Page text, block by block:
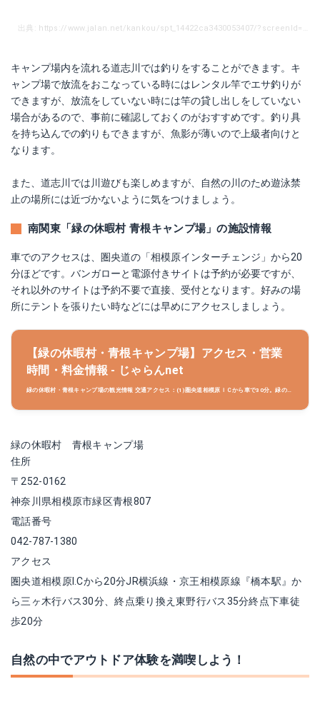
キャンプ場内を流れる道志川では釣りをすることができます。キ
ャンプ場で放流をおこなっている時にはレンタル竿でエサ釣りが
できますが、放流をしていない時には竿の貸し出しをしていない
場合があるので、事前に確認しておくのがおすすめです。釣り具
を持ち込んでの釣りもできますが、魚影が薄いので上級者向けと
なります。
また、道志川では川遊びも楽しめますが、自然の川のため遊泳禁
止の場所には近づかないように気をつけましょう。
南関東「緑の休暇村 青根キャンプ場」の施設情報
車でのアクセスは、圏央道の「相模原インターチェンジ」から20
分ほどです。バンガローと電源付きサイトは予約が必要ですが、
それ以外のサイトは予約不要で直接、受付となります。好みの場
所にテントを張りたい時などには早めにアクセスしましょう。
【緑の休暇村・青根キャンプ場】アクセス・営業
時間・料金情報 - じゃらんnet
緑の休暇村・青根キャンプ場の観光情報 交通アクセス：(1)圏央道相模原ＩＣから車で30分。緑の休
緑の休暇村 青根キャンプ場
住所
〒252-0162
神奈川県相模原市緑区青根807
電話番号
042-787-1380
アクセス
圏央道相模原I.Cから20分JR横浜線・京王相模原線『橋本駅』か
ら三ヶ木行バス30分、終点乗り換え東野行バス35分終点下車徒
歩20分
自然の中でアウトドア体験を満喫しよう！